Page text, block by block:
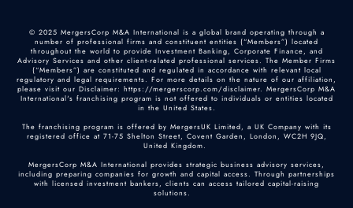
© 2025 MergersCorp M&A International is a global brand operating through a
number of professional firms and constituent entities (“Members”) located
throughout the world to provide Investment Banking, Corporate Finance, and
Advisory Services and other client-related professional services. The Member Firms
(“Members”) are constituted and regulated in accordance with relevant local
regulatory and legal requirements. For more details on the nature of our affiliation,
please visit our Disclaimer: https://mergerscorp.com/disclaimer. MergersCorp M&A
International's franchising program is not offered to individuals or entities located
in the United States.
The franchising program is offered by MergersUK Limited, a UK Company with its
registered office at 71-75 Shelton Street, Covent Garden, London, WC2H 9JQ,
United Kingdom.
MergersCorp M&A International provides strategic business advisory services,
including preparing companies for growth and capital access. Through partnerships
with licensed investment bankers, clients can access tailored capital-raising
solutions.